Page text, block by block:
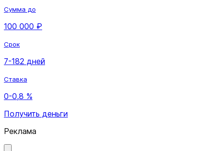
Сумма до
100 000 ₽
Срок
7-182 дней
Ставка
0-0,8 %
Получить деньги
Реклама